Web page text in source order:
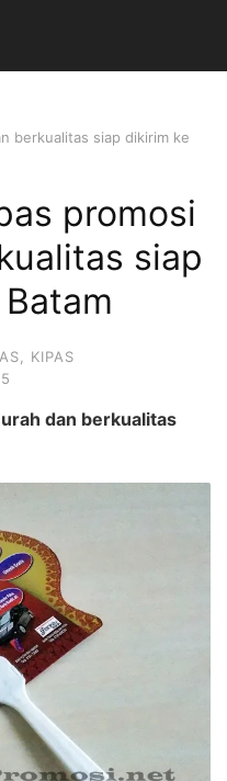
berkualitas siap dikirim ke
promosi
siap
KIPAS
dan berkualitas